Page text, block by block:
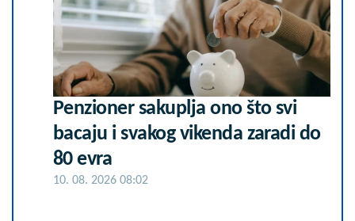
Penzioner sakuplja ono što svi
bacaju i svakog vikenda zaradi do
80 evra
10. 08. 2026 08:02